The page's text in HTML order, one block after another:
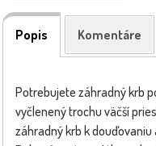
Popis Komentáre
Potrebujete záhradný krb
vyčlenený trochu väčší
záhradný krb k